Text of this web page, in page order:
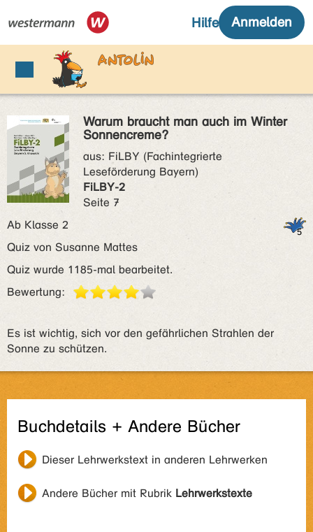
Warum braucht man auch im Winter
Sonnencreme?
aus: FiLBY (Fachintegrierte
Leseförderung Bayern)
FiLBY-2
Seite 7
Ab Klasse 2
Quiz von Susanne Mattes
Quiz wurde 1185-mal bearbeitet.
Bewertung:
Es ist wichtig, sich vor den gefährlichen Strahlen der
Sonne zu schützen.
Buchdetails + Andere Bücher
Dieser Lehrwerkstext in anderen Lehrwerken
Andere Bücher mit Rubrik Lehrwerkstexte